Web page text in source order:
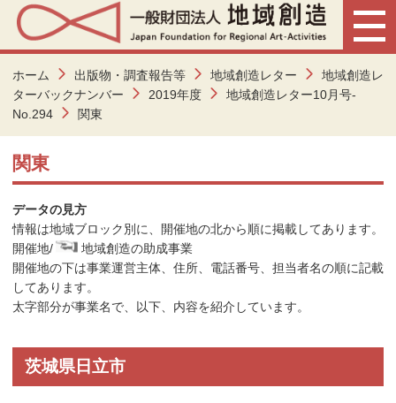
ホーム 出版物・調査報告等 地域創造レター
地域創造レ
ターバックナンバー
2019年度
地域創造レター10月号-
No.294
関東
関東
データの見方
情報は地域ブロック別に、開催地の北から順に掲載してあります。
開催地/
地域創造の助成事業
開催地の下は事業運営主体、住所、電話番号、担当者名の順に記載
してあります。
太字部分が事業名で、以下、内容を紹介しています。
茨城県日立市